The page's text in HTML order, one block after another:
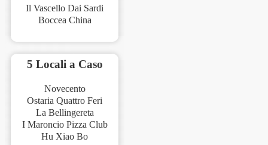
Il Vascello Dai Sardi
Boccea China
5 Locali a Caso
Novecento
Ostaria Quattro Feri
La Bellingereta
I Maroncio Pizza Club
Hu Xiao Bo